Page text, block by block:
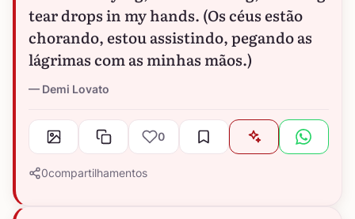
tear drops in my hands. (Os céus estão
chorando, estou assistindo, pegando as
lágrimas com as minhas mãos.)
Demi Lovato
0
0compartilhamentos